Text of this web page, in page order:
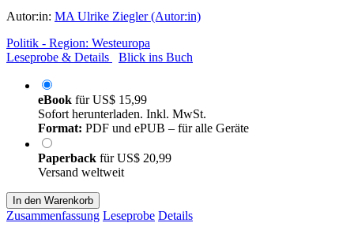
Autor:in: MA Ulrike Ziegler (Autor:in)
Politik - Region: Westeuropa
Leseprobe & Details
Blick ins Buch
eBook fürUS$ 15,99
Sofort herunterladen. Inkl. MwSt.
Format: PDF und ePUB – für alle Geräte
Paperback fürUS$ 20,99
Versand weltweit
In den Warenkorb
Zusammenfassung Leseprobe Details